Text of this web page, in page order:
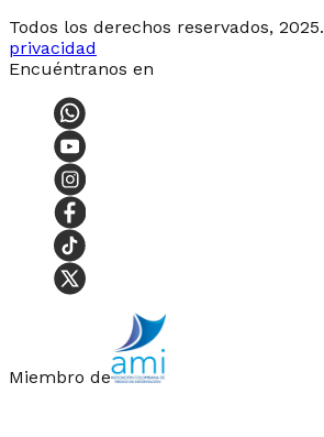
Todos los derechos reservados, 2025.
privacidad
Encuéntranos en
Miembro de